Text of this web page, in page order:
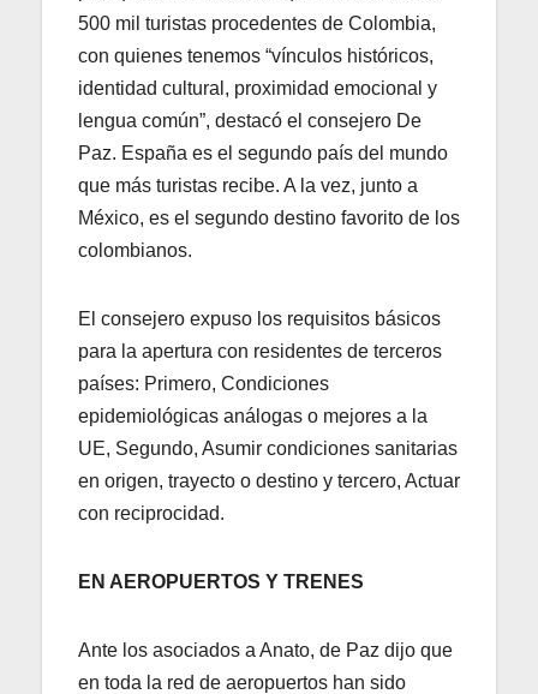
500 mil turistas procedentes de Colombia,
con quienes tenemos “vínculos históricos,
identidad cultural, proximidad emocional y
lengua común”, destacó el consejero De
Paz. España es el segundo país del mundo
que más turistas recibe. A la vez, junto a
México, es el segundo destino favorito de los
colombianos.
El consejero expuso los requisitos básicos
para la apertura con residentes de terceros
países: Primero, Condiciones
epidemiológicas análogas o mejores a la
UE, Segundo, Asumir condiciones sanitarias
en origen, trayecto o destino y tercero, Actuar
con reciprocidad.
EN AEROPUERTOS Y TRENES
Ante los asociados a Anato, de Paz dijo que
en toda la red de aeropuertos han sido